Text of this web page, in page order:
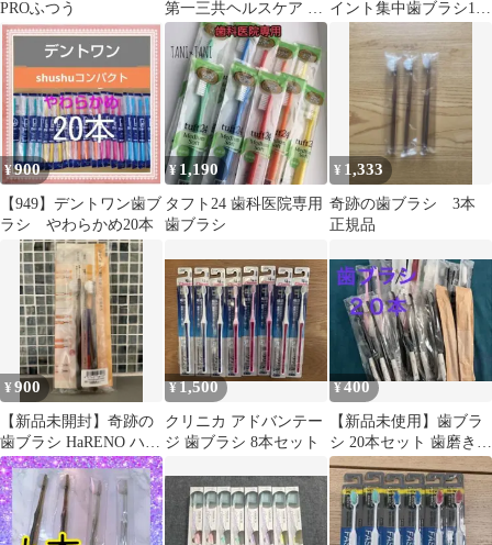
PROふつう
第一三共ヘルスケア デ
ンタルケア歯ブラシ 10
本セット
イント集中歯ブラシ10
本セット☆
¥900
【949】デントワン歯ブ
ラシ やわらかめ20本
¥1,190
タフト24 歯科医院専用
歯ブラシ
¥ 1,333
奇跡の歯ブラシ 3本
正規品
¥900
【新品未開封】奇跡の
歯ブラシ HaRENO ハレ
ノ正規品子ども用2本セ
ットクリア
¥1,500
クリニカ アドバンテー
ジ 歯ブラシ 8本セット
¥400
【新品未使用】歯ブラ
シ 20本セット 歯磨き粉
付き